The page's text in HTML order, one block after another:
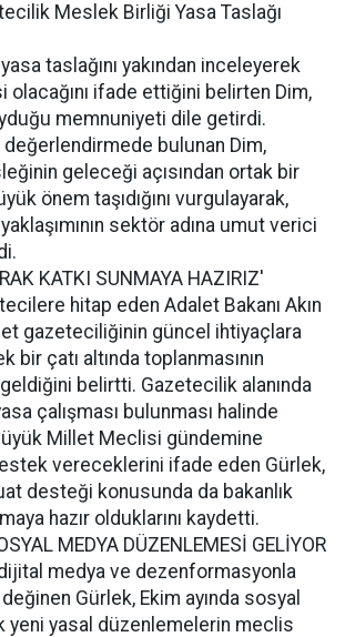
Meslek Birliği Yasa Taslağı
taslağını yakından inceleyerek
ifade ettiğini belirten Dim,
memnuniyeti dile getirdi.
değerlendirmede bulunan Dim,
geleceği açısından ortak bir
önem taşıdığını vurgulayarak,
sektör adına umut verici
KATKI SUNMAYA HAZIRIZ'
hitap eden Adalet Bakanı Akın
gazeteciliğinin güncel ihtiyaçlara
bir çatı altında toplanmasının
geldiğini belirtti. Gazetecilik alanında
çalışması bulunması halinde
Millet Meclisi gündemine
vereceklerini ifade eden Gürlek,
desteği konusunda da bakanlık
hazır olduklarını kaydetti.
MEDYA DÜZENLEMESİ GELİYOR
medya ve dezenformasyonla
Gürlek, Ekim ayında sosyal
yeni yasal düzenlemelerin meclis